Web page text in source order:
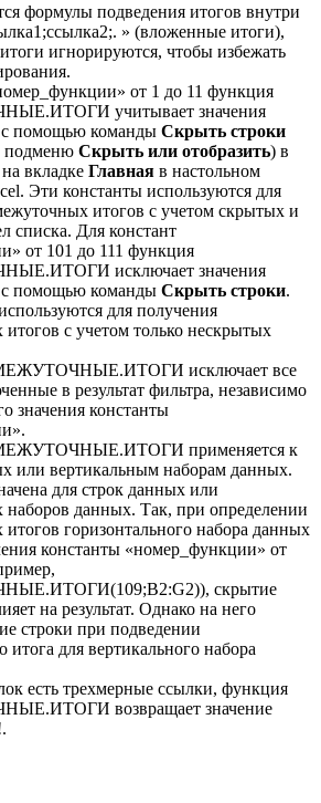
формулы подведения итогов внутри
» (вложенные итоги),
игнорируются, чтобы избежать
от 1 до 11 функция
учитывает значения
с помощью команды Скрыть строки
подменю Скрыть или отобразить) в
на вкладке Главная в настольном
Эти константы используются для
итогов с учетом скрытых и
списка. Для констант
от 101 до 111 функция
исключает значения
с помощью команды Скрыть строки.
для получения
с учетом только нескрытых
исключает все
в результат фильтра, независимо
значения константы
применяется к
или вертикальным наборам данных.
для строк данных или
наборов данных. Так, при определении
горизонтального набора данных
константы «номер_функции» от
скрытие
на результат. Однако на него
строки при подведении
итога для вертикального набора
есть трехмерные ссылки, функция
возвращает значение